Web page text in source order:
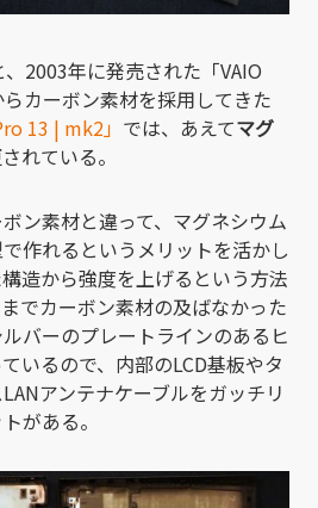
2003年に発売された「VAIO
らカーボン素材を採用してきた
13 | mk2」 では、あえてマグ
れている。
ン素材と違って、マグネシウム
作れるというメリットを活かし
造から強度を上げるという方法
でカーボン素材の及ばなかった
バーのプレートラインのあるヒ
いるので、内部のLCD基板やタ
アンテナケーブルをガッチリ
がある。